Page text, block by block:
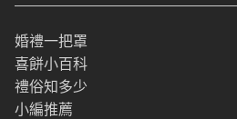
婚禮一把罩
喜餅小百科
禮俗知多少
小編推薦